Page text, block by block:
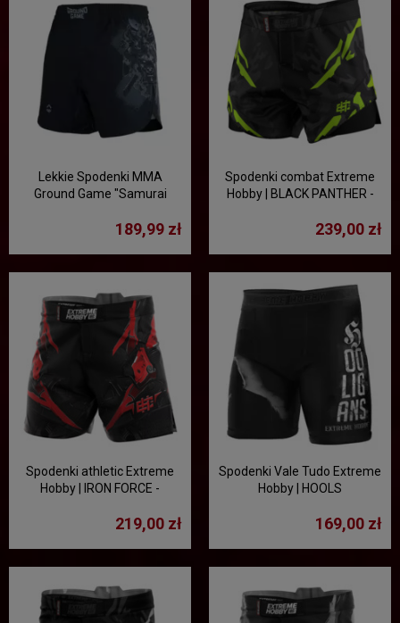
Lekkie Spodenki MMA
Ground Game "Samurai
189,99 zł
Spodenki combat Extreme
Hobby | BLACK PANTHER -
239,00 zł
Spodenki athletic Extreme
Hobby | IRON FORCE -
219,00 zł
Spodenki Vale Tudo Extreme
Hobby | HOOLS
169,00 zł